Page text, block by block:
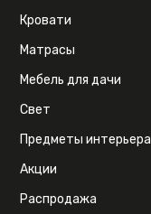
Кровати
Матрасы
Мебель для дачи
Свет
Предметы интерьера
Акции
Распродажа